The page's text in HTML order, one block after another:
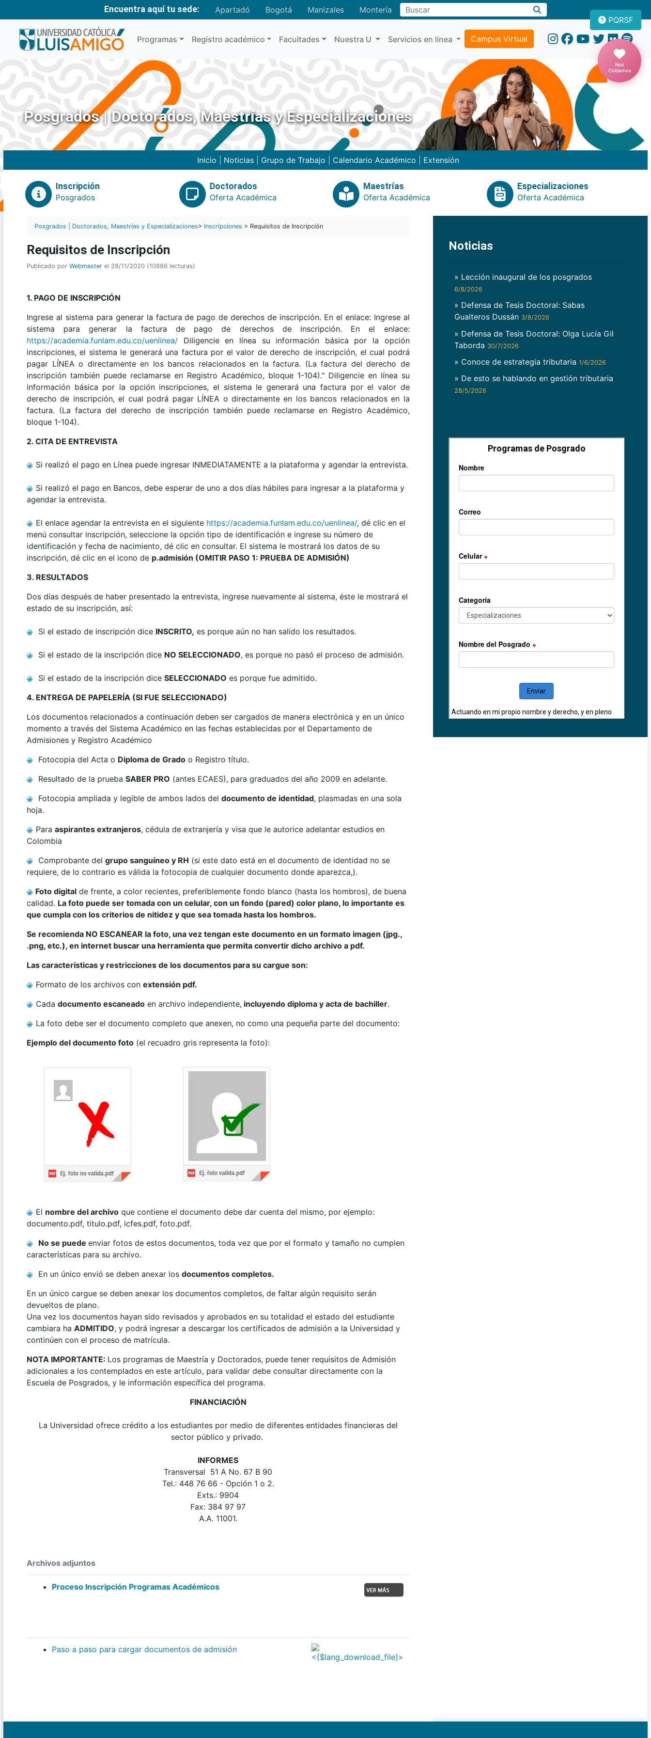
Encuentra aquí tu sede: Apartadó Bogotá Manizales MonteríaBuscar
Programas Registro académico Facultades Nuestra U Servicios en línea Campus Virtual
PQRSF
Nos
Cuidamos
Posgrados | Doctorados, Maestrías y Especializaciones
Inicio Noticias| Grupo de Trabajo Calendario Académico Extensión
Inscripción
Posgrados
Doctorados
Oferta Académica
Maestrías
Oferta Académica
Especializaciones
Oferta Académica
Posgrados | Doctorados, Maestrías y Especializaciones> Inscripciones > Requisitos de Inscripción
Requisitos de Inscripción
Publicado por Webmaster el 28/11/2020 (10886 lecturas)
1. PAGO DE INSCRIPCIÓN
Ingrese al sistema para generar la factura de pago de derechos de inscripción. En el enlace: Ingrese al
sistema para generar la factura de pago de derechos de inscripción. En el enlace:
https://academia.funlam.edu.co/uenlinea/ Diligencie en línea su información básica por la opción
inscripciones, el sistema le generará una factura por el valor de derecho de inscripción, el cual podrá
pagar LÍNEA o directamente en los bancos relacionados en la factura. (La factura del derecho de
inscripción también puede reclamarse en Registro Académico, bloque 1-104)." Diligencie en línea su
información básica por la opción inscripciones, el sistema le generará una factura por el valor de
derecho de inscripción, el cual podrá pagar LÍNEA o directamente en los bancos relacionados en la
factura. (La factura del derecho de inscripción también puede reclamarse en Registro Académico,
bloque 1-104).
2. CITA DE ENTREVISTA
Si realizó el pago en Línea puede ingresar INMEDIATAMENTE a la plataforma y agendar la entrevista.
Si realizó el pago en Bancos, debe esperar de uno a dos días hábiles para ingresar a la plataforma y
agendar la entrevista.
El enlace agendar la entrevista en el siguiente https://academia.funlam.edu.co/uenlinea/, dé clic en el
menú consultar inscripción, seleccione la opción tipo de identificación e ingrese su número de
identificación y fecha de nacimiento, dé clic en consultar. El sistema le mostrará los datos de su
inscripción, dé clic en el icono de p.admisión (OMITIR PASO 1: PRUEBA DE ADMISIÓN)
3. RESULTADOS
Dos días después de haber presentado la entrevista, ingrese nuevamente al sistema, éste le mostrará el
estado de su inscripción, así:
Si el estado de inscripción dice INSCRITO, es porque aún no han salido los resultados.
Si el estado de la inscripción dice NO SELECCIONADO, es porque no pasó el proceso de admisión.
Si el estado de la inscripción dice SELECCIONADO es porque fue admitido.
4. ENTREGA DE PAPELERÍA (SI FUE SELECCIONADO)
Los documentos relacionados a continuación deben ser cargados de manera electrónica y en un único
momento a través del Sistema Académico en las fechas establecidas por el Departamento de
Admisiones y Registro Académico
Fotocopia del Acta o Diploma de Grado o Registro título.
Resultado de la prueba SABER PRO (antes ECAES), para graduados del año 2009 en adelante.
Fotocopia ampliada y legible de ambos lados del documento de identidad, plasmadas en una sola
hoja.
Para aspirantes extranjeros, cédula de extranjería y visa que le autorice adelantar estudios en
Colombia
Comprobante del grupo sanguíneo y RH (si este dato está en el documento de identidad no se
requiere, de lo contrario es válida la fotocopia de cualquier documento donde aparezca,).
Foto digital de frente, a color recientes, preferiblemente fondo blanco (hasta los hombros), de buena
calidad. La foto puede ser tomada con un celular, con un fondo (pared) color plano, lo importante es
que cumpla con los criterios de nitidez y que sea tomada hasta los hombros.
Se recomienda NO ESCANEAR la foto, una vez tengan este documento en un formato imagen (jpg.,
.png, etc.), en internet buscar una herramienta que permita convertir dicho archivo a pdf.
Las características y restricciones de los documentos para su cargue son:
Formato de los archivos con extensión pdf.
Cada documento escaneado en archivo independiente, incluyendo diploma y acta de bachiller.
La foto debe ser el documento completo que anexen, no como una pequeña parte del documento:
Ejemplo del documento foto (el recuadro gris representa la foto):
El nombre del archivo que contiene el documento debe dar cuenta del mismo, por ejemplo:
documento.pdf, titulo.pdf, icfes.pdf, foto.pdf.
No se puede enviar fotos de estos documentos, toda vez que por el formato y tamaño no cumplen
características para su archivo.
En un único envió se deben anexar los documentos completos.
En un único cargue se deben anexar los documentos completos, de faltar algún requisito serán
devueltos de plano.
Una vez los documentos hayan sido revisados y aprobados en su totalidad el estado del estudiante
cambiara ha ADMITIDO, y podrá ingresar a descargar los certificados de admisión a la Universidad y
continúen con el proceso de matrícula.
NOTA IMPORTANTE: Los programas de Maestría y Doctorados, puede tener requisitos de Admisión
adicionales a los contemplados en este artículo, para validar debe consultar directamente con la
Escuela de Posgrados, y le información específica del programa.
FINANCIACIÓN
La Universidad ofrece crédito a los estudiantes por medio de diferentes entidades financieras del
sector público y privado.
INFORMES
Transversal 51 A No. 67 B 90
Tel.: 448 76 66 - Opción 1 o 2.
Exts.: 9904
Fax: 384 97 97
A.A. 11001.
Archivos adjuntos
Proceso Inscripción Programas Académicos
Paso a paso para cargar documentos de admisión
Noticias
» Lección inaugural de los posgrados
6/8/2026
» Defensa de Tesis Doctoral: Sabas
Gualteros Dussán 3/8/2026
» Defensa de Tesis Doctoral: Olga Lucía Gil
Taborda 30/7/2026
» Conoce de estrategia tributaria 1/6/2026
» De esto se hablando en gestión tributaria
28/5/2026